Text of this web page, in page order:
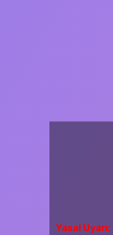
Yasal Uyarı: